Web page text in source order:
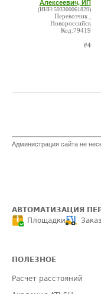
Алексеевич, ИП
(ИНН:593300061829)
Перевозчик ,
Новороссийск
Код:79419
#4
Администрация сайта не
АВТОМАТИЗАЦИЯ
Площадки
ПОЛЕЗНОЕ
Расчет расстояний